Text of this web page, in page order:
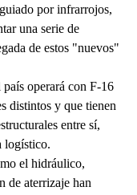
por infrarrojos,
una serie de
de estos "nuevos"
país operará con F-16
distintos y que tienen
entre sí,
logístico.
el hidráulico,
de aterrizaje han